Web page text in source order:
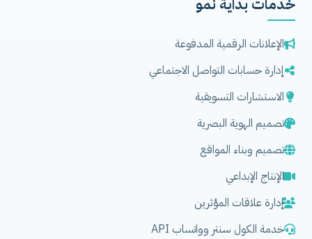
الإعلانات الرقمية المدفوعة
إدارة حسابات التواصل الاجتماعي
الاستشارات التسويقية
تصميم الهوية البصرية
تصميم وبناء المواقع
الإنتاج الإبداعي
إدارة علاقات المؤثرين
خدمة الكول سنتر وواتساب API